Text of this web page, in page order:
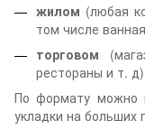
жилом (любая
том числе
торговом
рестораны и т.
По формату можно
укладки на больших